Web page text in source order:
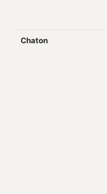
Chaton